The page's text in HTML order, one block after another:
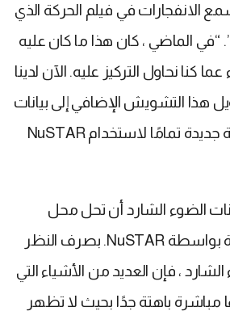
الانفجارات في فيلم الحركة الذي
“في الماضي ، كان هذا ما كان عليه
كنا نحاول التركيز عليه. الآن لدينا
هذا التشويش الإضافي إلى بيانات
مفيدة ، وفتح طريقة جديدة تمامًا لاستخدام NuSTAR
الضوء الشارد أن تحل محل
الملاحظات المباشرة بواسطة NuSTAR. بصرف النظر
، فإن العديد من الأشياء التي
مباشرة باهتة جدًا بحيث لا تظهر